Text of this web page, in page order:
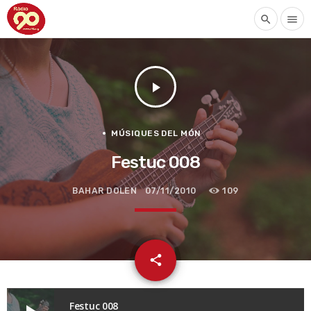
search menu
play_arrow
MÚSIQUES DEL MÓN
Festuc 008
BAHAR DOLEN 07/11/2010 109
share
email
Festuc 008